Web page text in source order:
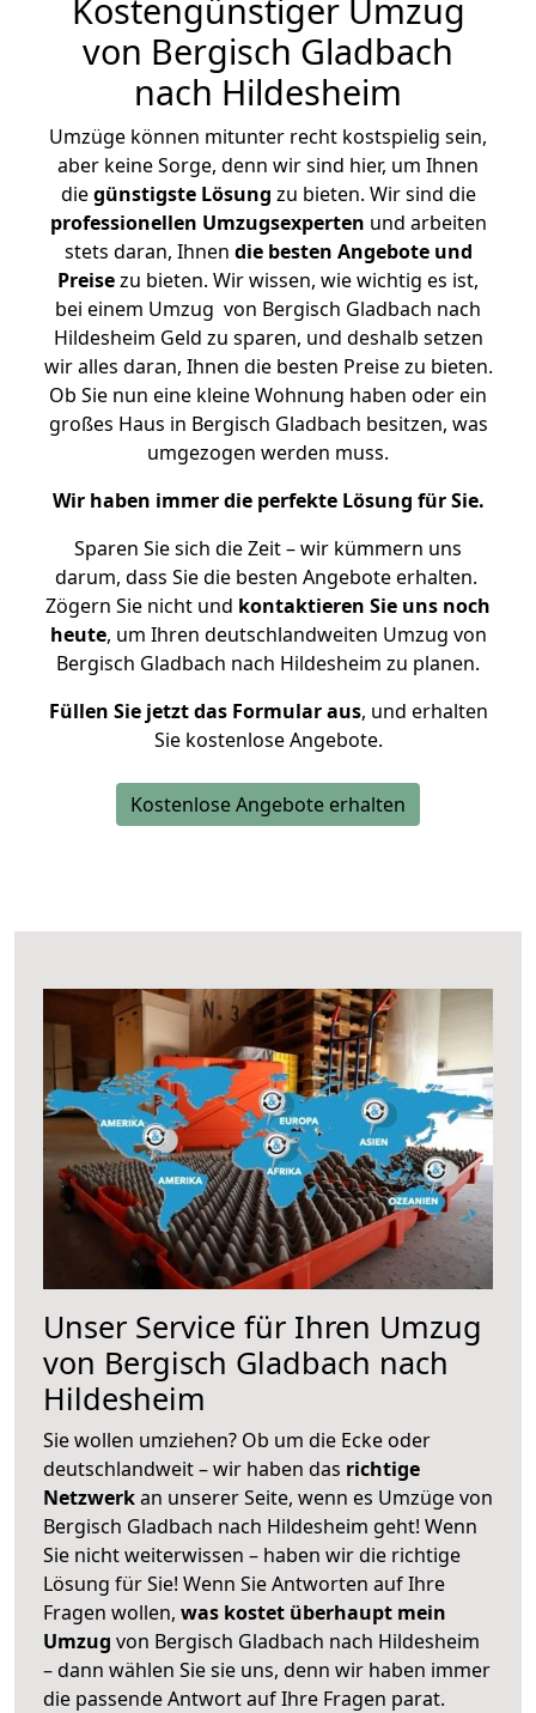
Kostengünstiger Umzug
von Bergisch Gladbach
nach Hildesheim
Umzüge können mitunter recht kostspielig sein,
aber keine Sorge, denn wir sind hier, um Ihnen
diegünstigste Lösung zu bieten. Wir sind die
professionellen Umzugsexperten und arbeiten
stets daran, Ihnen die besten Angebote und
Preisezu bieten. Wir wissen, wie wichtig es ist,
bei einem Umzug von Bergisch Gladbach nach
Hildesheim Geld zu sparen, und deshalb setzen
wir alles daran, Ihnen die besten Preise zu bieten.
Ob Sie nun eine kleine Wohnung haben oder ein
großes Haus in Bergisch Gladbach besitzen, was
umgezogen werden muss.
Wir haben immer die perfekte Lösung für Sie.
Sparen Sie sich die Zeit – wir kümmern uns
darum, dass Sie die besten Angebote erhalten.
Zögern Sie nicht und kontaktieren Sie uns noch
heute, um Ihren deutschlandweiten Umzug von
Bergisch Gladbach nach Hildesheim zu planen.
Füllen Sie jetzt das Formular aus, und erhalten
Sie kostenlose Angebote.
Kostenlose Angebote erhalten
Unser Service für Ihren Umzug
von Bergisch Gladbach nach
Hildesheim
Sie wollen umziehen? Ob um die Ecke oder
deutschlandweit – wir haben das richtige
Netzwerkan unserer Seite, wenn es Umzüge von
Bergisch Gladbach nach Hildesheim geht! Wenn
Sie nicht weiterwissen – haben wir die richtige
Lösung für Sie! Wenn Sie Antworten auf Ihre
Fragen wollen, was kostet überhaupt mein
Umzug von Bergisch Gladbach nach Hildesheim
– dann wählen Sie sie uns, denn wir haben immer
die passende Antwort auf Ihre Fragen parat.